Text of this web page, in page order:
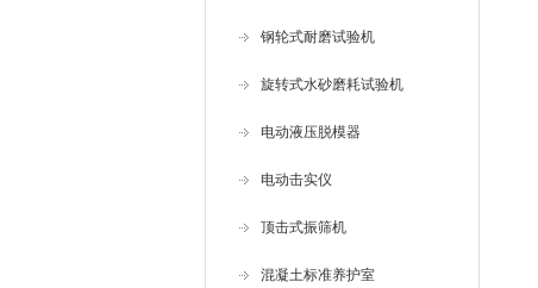
钢轮式耐磨试验机
旋转式水砂磨耗试验机
电动液压脱模器
电动击实仪
顶击式振筛机
混凝土标准养护室